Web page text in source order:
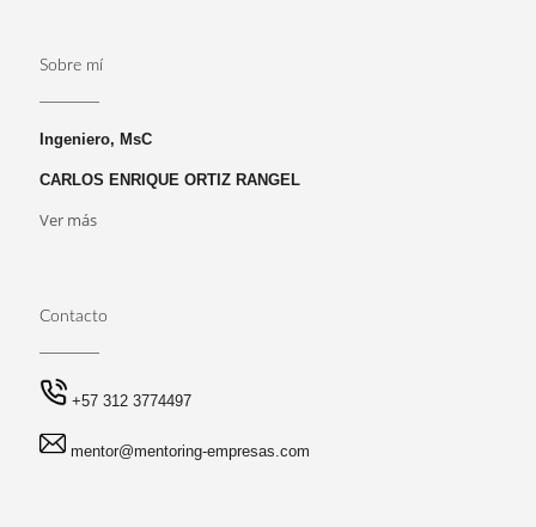
Sobre mí
Ingeniero, MsC
CARLOS ENRIQUE ORTIZ RANGEL
Ver más
Contacto
+57 312 3774497
mentor@mentoring-empresas.com